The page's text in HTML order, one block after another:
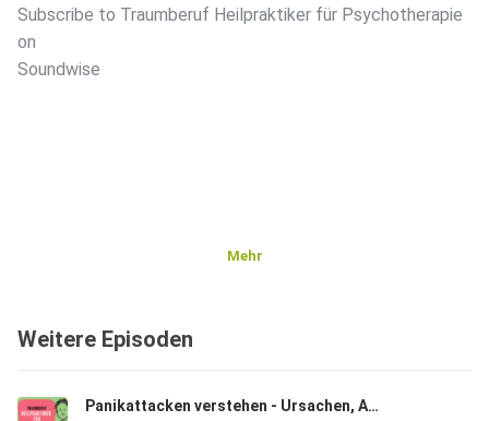
Subscribe to Traumberuf Heilpraktiker für Psychotherapie
on
Soundwise
Mehr
Weitere Episoden
Panikattacken verstehen - Ursachen, Auslöser und individuelle Therapie